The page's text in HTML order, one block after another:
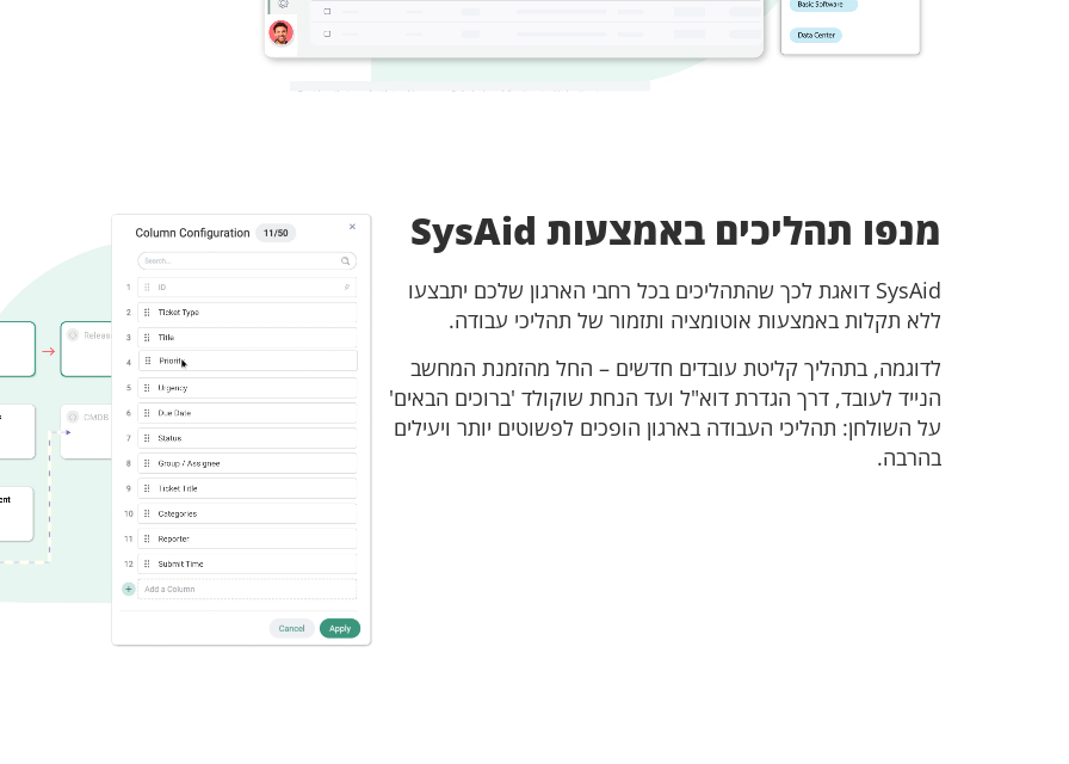
מנפו תהליכים באמצעות SysAid
SysAid דואגת לכך שהתהליכים בכל רחבי הארגון שלכם יתבצעו
ללא תקלות באמצעות אוטומציה ותזמור של תהליכי עבודה.
לדוגמה, בתהליך קליטת עובדים חדשים – החל מהזמנת המחשב
הנייד לעובד, דרך הגדרת דוא"ל ועד הנחת שוקולד 'ברוכים הבאים'
על השולחן: תהליכי העבודה בארגון הופכים לפשוטים יותר ויעילים
בהרבה.